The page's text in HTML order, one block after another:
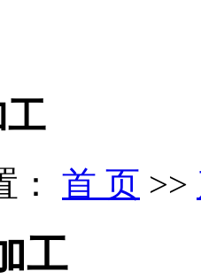
： 首 页 >>
工